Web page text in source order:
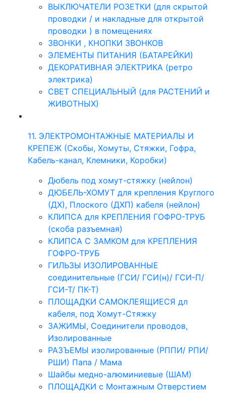
ВЫКЛЮЧАТЕЛИ РОЗЕТКИ (для скрытой
проводки / и накладные для открытой
проводки ) в помещениях
ЗВОНКИ , КНОПКИ ЗВОНКОВ
ЭЛЕМЕНТЫ ПИТАНИЯ (БАТАРЕЙКИ)
ДЕКОРАТИВНАЯ ЭЛЕКТРИКА (ретро
электрика)
СВЕТ СПЕЦИАЛЬНЫЙ (для РАСТЕНИЙ и
ЖИВОТНЫХ)
11. ЭЛЕКТРОМОНТАЖНЫЕ МАТЕРИАЛЫ И
КРЕПЕЖ (Скобы, Хомуты, Стяжки, Гофра,
Кабель-канал, Клемники, Коробки)
Дюбель под хомут-стяжку (нейлон)
ДЮБЕЛЬ-ХОМУТ для крепления Круглого
(ДХ), Плоского (ДХП) кабеля (нейлон)
КЛИПСА для КРЕПЛЕНИЯ ГОФРО-ТРУБ
(скоба разъемная)
КЛИПСА С ЗАМКОМ для КРЕПЛЕНИЯ
ГОФРО-ТРУБ
ГИЛЬЗЫ ИЗОЛИРОВАННЫЕ
соединительные (ГСИ/ ГСИ(н)/ ГСИ-П/
ГСИ-Т/ ПК-Т)
ПЛОЩАДКИ САМОКЛЕЯЩИЕСЯ дл
кабеля, под Хомут-Стяжку
ЗАЖИМЫ, Соединители проводов,
Изолированные
РАЗЪЕМЫ изолированные (РППИ/ РПИ/
РШИ) Папа / Мама
Шайбы медно-алюминиевые (ШАМ)
ПЛОЩАДКИ с Монтажным Отверстием